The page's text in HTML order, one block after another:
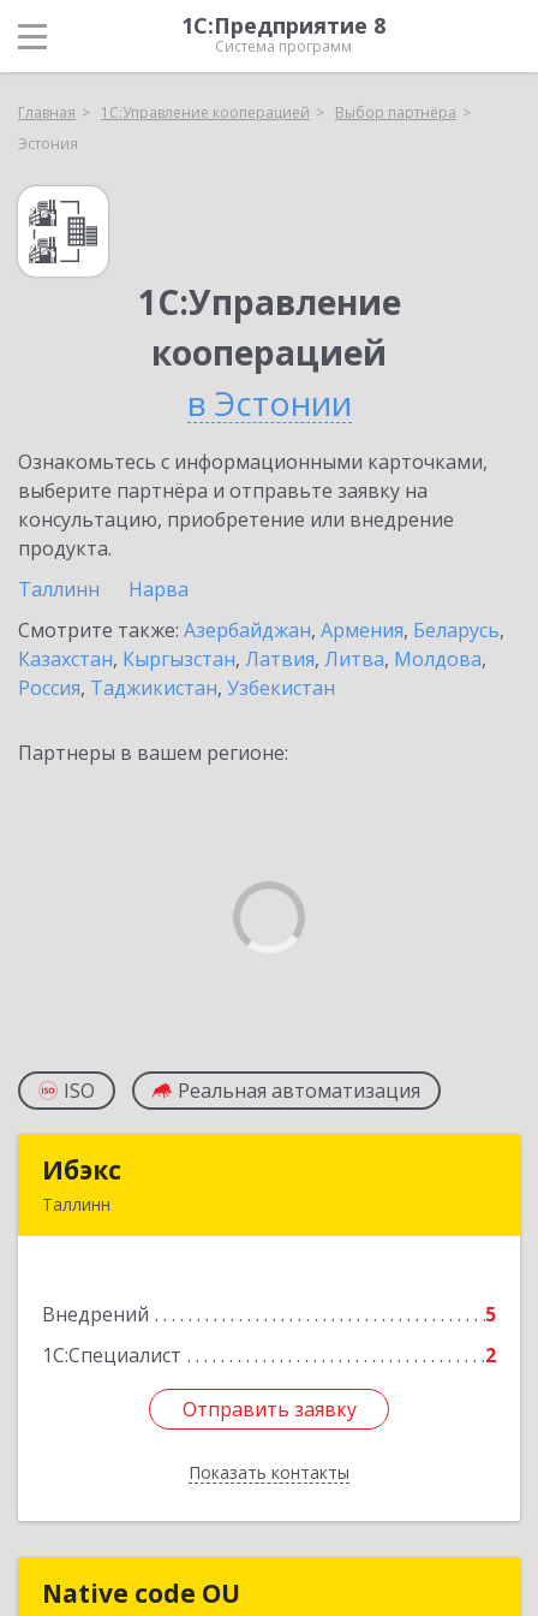
1С:Предприятие 8
Система программ
Главная 1С:Управление кооперацией
Выбор партнёра
Эстония
1С:Управление
кооперацией
в Эстонии
Ознакомьтесь с информационными карточками,
выберите партнёра и отправьте заявку на
консультацию, приобретение или внедрение
продукта.
Таллинн
Нарва
Смотрите также: Азербайджан, Армения, Беларусь,
Казахстан, Кыргызстан, Латвия, Литва, Молдова,
Россия, Таджикистан, Узбекистан
Партнеры в вашем регионе:
ISO Реальная автоматизация
Ибэкс
Таллинн
Внедрений
5
1С:Специалист
2
Отправить заявку
Показать контакты
Отправить заявку
Назад
Native code OU